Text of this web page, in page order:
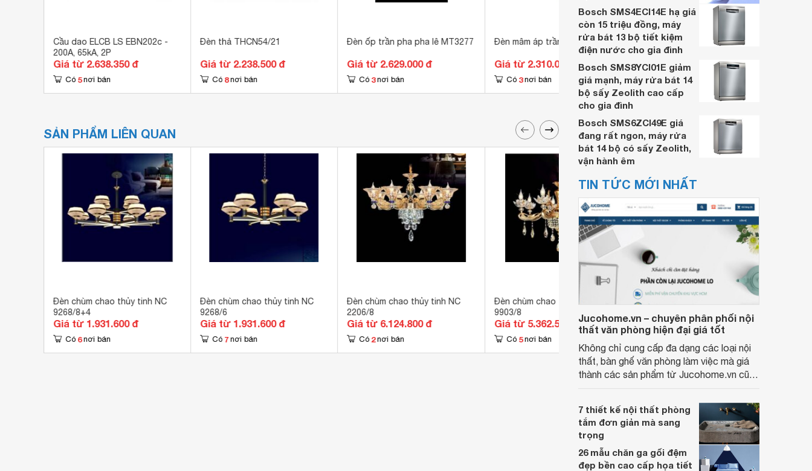
Cầu dao ELCB LS EBN202c -
200A, 65kA, 2P
Giá từ 2.638.350 đ
Có 5 nơi bán
Đèn thả THCN54/21
Giá từ 2.238.500 đ
Có 8 nơi bán
Đèn ốp trần pha pha lê MT3277
Giá từ 2.629.000 đ
Có 3 nơi bán
Đèn mâm áp trần ML1065
Giá từ 2.310.000 đ
Có 3 nơi bán
Đèn ốp pha lê MV9119
Giá từ 2.412.300 đ
Có 2 nơi bán
SẢN PHẨM LIÊN QUAN
Đèn chùm chao thủy tinh NC
9268/8+4
Giá từ 1.931.600 đ
Có 6 nơi bán
Đèn chùm chao thủy tinh NC
9268/6
Giá từ 1.931.600 đ
Có 7 nơi bán
Đèn chùm chao thủy tinh NC
2206/8
Giá từ 6.124.800 đ
Có 2 nơi bán
Đèn chùm chao thủy tinh NC
9903/8
Giá từ 5.362.500 đ
Có 5 nơi bán
Đèn chùm chao thủy tinh NC
Giá từ 5.237.100 đ
Bosch SMS4ECI14E hạ giá
còn 15 triệu đồng, máy
rửa bát 13 bộ tiết kiệm
điện nước cho gia đình
Bosch SMS8YCI01E giảm
giá mạnh, máy rửa bát 14
bộ sấy Zeolith cao cấp
cho gia đình
Bosch SMS6ZCI49E giá
đang rất ngon, máy rửa
bát 14 bộ có sấy Zeolith,
vận hành êm
TIN TỨC MỚI NHẤT
Jucohome.vn – chuyên phân phối nội
thất văn phòng hiện đại giá tốt
Không chỉ cung cấp đa dạng các loại nội
thất, bàn ghế văn phòng làm việc mà giá
thành các sản phẩm từ Jucohome.vn cũng
7 thiết kế nội thất phòng
tắm đơn giản mà sang
trọng
26 mẫu chăn ga gối đệm
đẹp bền cao cấp họa tiết